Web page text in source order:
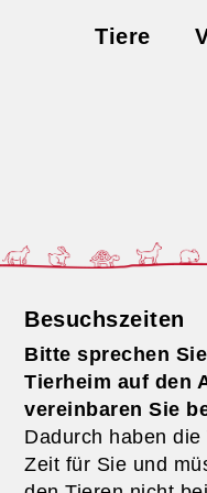
Tiere
Besuchszeiten
Bitte sprechen Sie
Tierheim auf den
vereinbaren Sie
Dadurch haben
Zeit für Sie und